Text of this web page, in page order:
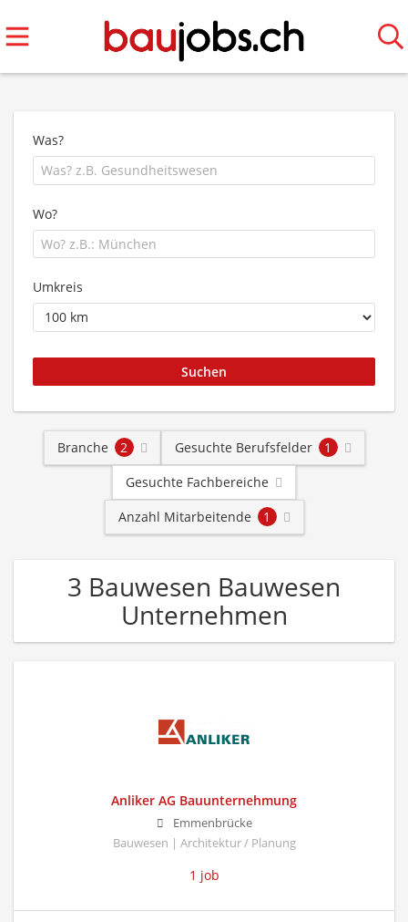
Was?
Wo?
Umkreis
Branche 2 Gesuchte Berufsfelder
1
Gesuchte Fachbereiche
Anzahl Mitarbeitende
1
3 Bauwesen Bauwesen
Unternehmen
Anliker AG Bauunternehmung
Emmenbrücke
Bauwesen | Architektur / Planung
1 job